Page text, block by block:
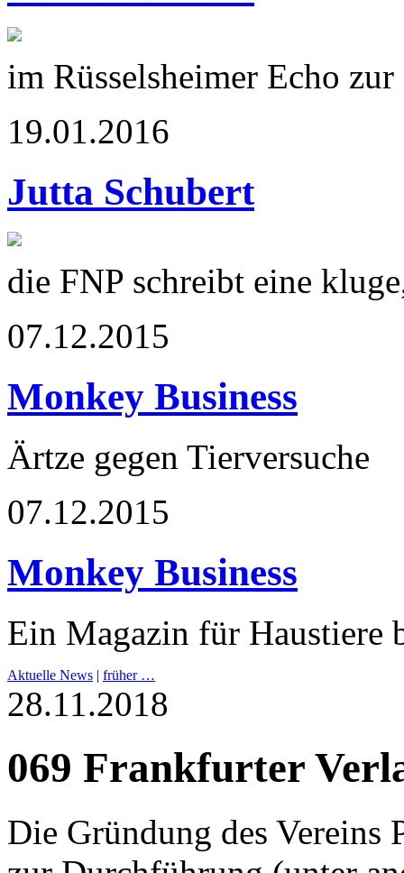
im Rüsselsheimer Echo
19.01.2016
Jutta Schubert
die FNP schreibt eine
07.12.2015
Monkey Business
Ärtze gegen Tierversuche
07.12.2015
Monkey Business
Ein Magazin für Haustiere
Aktuelle News | früher …
28.11.2018
069 Frankfurter
Die Gründung des